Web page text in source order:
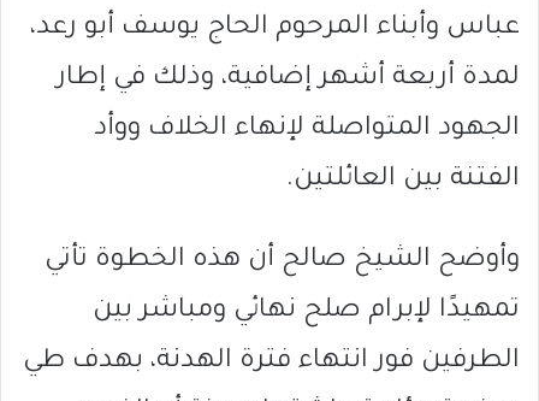
عباس وأبناء المرحوم الحاج يوسف أبو رعد،
لمدة أربعة أشهر إضافية، وذلك في إطار
الجهود المتواصلة لإنهاء الخلاف ووأد
الفتنة بين العائلتين.
وأوضح الشيخ صالح أن هذه الخطوة تأتي
تمهيدًا لإبرام صلح نهائي ومباشر بين
الطرفين فور انتهاء فترة الهدنة، بهدف طي